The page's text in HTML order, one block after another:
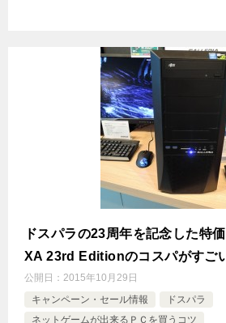
ドスパラの23周年を記念した特
XA 23rd Editionのコスパがすご
公開日： 2015年10月29日
キャンペーン・セール情報
ドスパラ
ネットゲームが出来るＰＣを買うコツ